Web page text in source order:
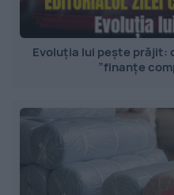
Evoluția lui pește prăjit:
”finanțe